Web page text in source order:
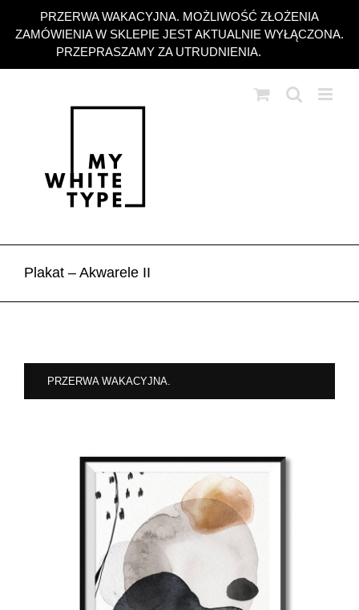
PRZERWA WAKACYJNA. MOŻLIWOŚĆ ZŁOŻENIA
ZAMÓWIENIA W SKLEPIE JEST AKTUALNIE WYŁĄCZONA.
PRZEPRASZAMY ZA UTRUDNIENIA.
zawartości
Plakat – Akwarele II
PRZERWA WAKACYJNA.